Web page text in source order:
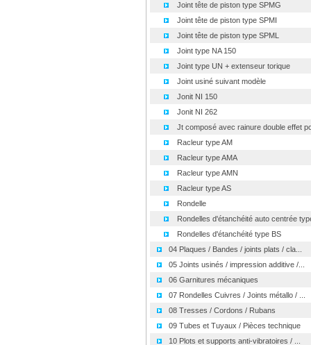
Joint tête de piston type SPMG
Joint tête de piston type SPMI
Joint tête de piston type SPML
Joint type NA 150
Joint type UN + extenseur torique
Joint usiné suivant modèle
Jonit NI 150
Jonit NI 262
Jt composé avec rainure double effet
Racleur type AM
Racleur type AMA
Racleur type AMN
Racleur type AS
Rondelle
Rondelles d'étanchéité auto centrée
Rondelles d'étanchéité type BS
04 Plaques / Bandes / joints plats / cla...
05 Joints usinés / impression additive /...
06 Garnitures mécaniques
07 Rondelles Cuivres / Joints métallo / ...
08 Tresses / Cordons / Rubans
09 Tubes et Tuyaux / Pièces technique
10 Plots et supports anti-vibratoires / ...